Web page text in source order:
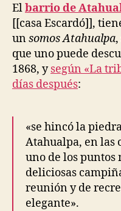
Elbarrio de
[[casa Escardó]],
unsomos Atahualpa
que uno puede
1868, ysegún «La
días después:
«se hincó la
Atahualpa, en las
uno de los puntos
deliciosas
reunión y de
elegante».